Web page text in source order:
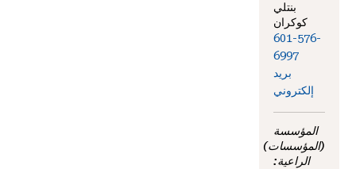
بنتلي
كوكران
601-576-
6997
بريد
إلكتروني
المؤسسة
(المؤسسات)
الراعية: